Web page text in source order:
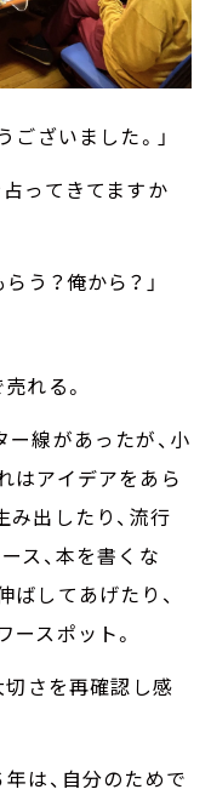
ございました。」
ってきてますか
う？俺から？」
れる。
ー線があったが、小
はアイデアをあら
み出したり、流行
ス、本を書くな
ばしてあげたり、
スポット。
切さを再確認し感
は、自分のためで